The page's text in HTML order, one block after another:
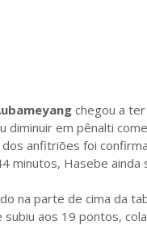
chegou a
diminuir em pênalti
dos anfitriões foi
minutos, Hasebe ainda
na parte de cima da
subiu aos 19 pontos,